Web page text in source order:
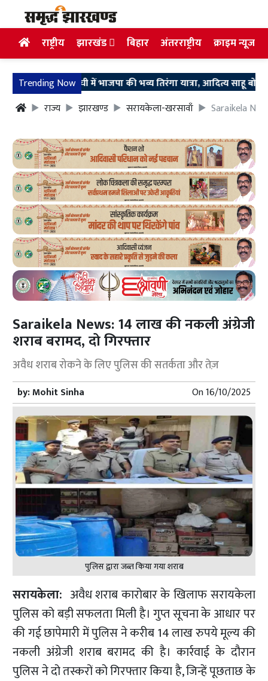
राष्ट्रीय झारखंड बिहार अंतरराष्ट्रीय क्राइम न्यूज
Trending Now
रांची में भाजपा की भव्य तिरंगा यात्रा, आदित्य साहू बोले- राष्ट्रीय
राज्य
झारखण्ड सरायकेला-खरसावाँ Saraikela
Saraikela News: 14 लाख की नकली अंग्रेजी
शराब बरामद, दो गिरफ्तार
अवैध शराब रोकने के लिए पुलिस की सतर्कता और तेज़
by:Mohit Sinha On16/10/2025
पुलिस द्वारा जब्त किया गया शराब
सरायकेला: अवैध शराब कारोबार के खिलाफ सरायकेला
पुलिस को बड़ी सफलता मिली है। गुप्त सूचना के आधार पर
की गई छापेमारी में पुलिस ने करीब 14 लाख रुपये मूल्य की
नकली अंग्रेजी शराब बरामद की है। कार्रवाई के दौरान
पुलिस ने दो तस्करों को गिरफ्तार किया है, जिन्हें पूछताछ के